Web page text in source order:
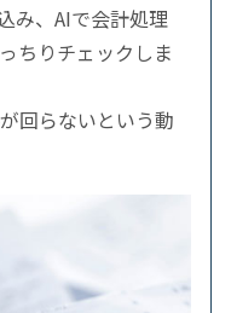
み、AIで会計処理
ちりチェックしま
回らないという動